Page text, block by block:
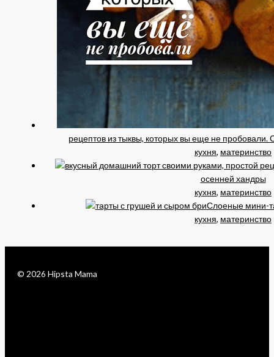
рецептов из тыквы, которых вы еще не
кухня, материнство
осенней хандры
кухня, материнство
Слоеные мини-
кухня, материнство
© 2026 Hipsta Mama